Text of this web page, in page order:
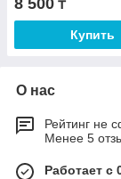
8 500 ₸
Купить
О нас
Рейтинг не
Менее 5
Работает с